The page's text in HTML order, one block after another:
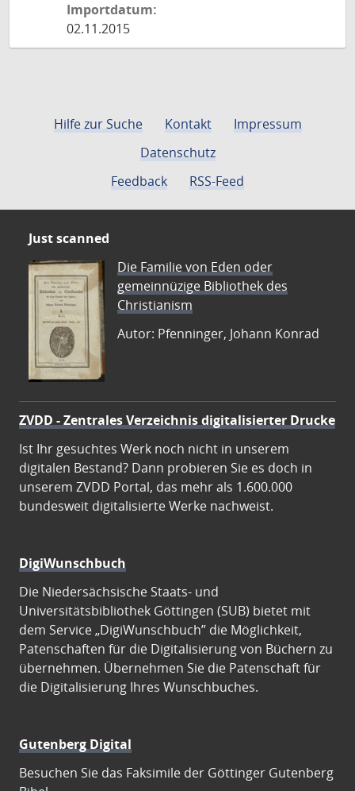
Importdatum:
02.11.2015
Hilfe zur Suche Kontakt
Impressum
Datenschutz
Feedback
RSS-Feed
Just scanned
Die Familie von Eden oder
gemeinnüzige Bibliothek des
Christianism
Autor: Pfenninger, Johann Konrad
ZVDD - Zentrales Verzeichnis digitalisierter Drucke
Ist Ihr gesuchtes Werk noch nicht in unserem
digitalen Bestand? Dann probieren Sie es doch in
unserem ZVDD Portal, das mehr als 1.600.000
bundesweit digitalisierte Werke nachweist.
DigiWunschbuch
Die Niedersächsische Staats- und
Universitätsbibliothek Göttingen (SUB) bietet mit
dem Service „DigiWunschbuch” die Möglichkeit,
Patenschaften für die Digitalisierung von Büchern zu
übernehmen. Übernehmen Sie die Patenschaft für
die Digitalisierung Ihres Wunschbuches.
Gutenberg Digital
Besuchen Sie das Faksimile der Göttinger Gutenberg